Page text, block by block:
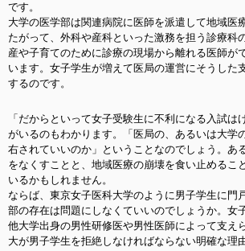
です。
大学の医学部は関連病院に医師を派遣して地域医
たがって、外科や産科といった激務を担う診療科
産や子育てのために診療の現場から離れる医師が
います。女子学生が増えて医局の運営にそうした
するのです。
「だからといって女子受験生に不利になる入試は
がいるのもわかります。「医局の、あるいは大学
右されていいのか」ということなのでしょう。あ
をなくすことと、地域医療の崩壊を食い止めるこ
いるかもしれません。
ならば、東京女子医科大学のように男子学生に門
部の存在は問題にしなくていいのでしょうか。女
他大学出身の男性研修医や男性医師によって支え
大が男子学生を拒絶しなければならない明確な理